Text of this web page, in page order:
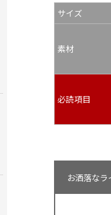
サイズ
素材
必読項目
お洒落な